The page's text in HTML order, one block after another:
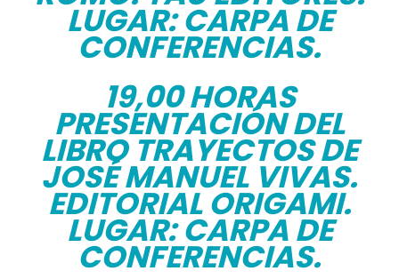
LUGAR: CARPA DE
CONFERENCIAS.
19,00 HORAS
PRESENTACIÓN DEL
LIBRO TRAYECTOS DE
JOSÉ MANUEL VIVAS.
EDITORIAL ORIGAMI.
LUGAR: CARPA DE
CONFERENCIAS.